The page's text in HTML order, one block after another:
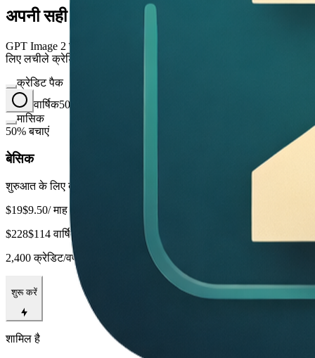
अपनी सही योजना चुनें
GPT Image 2 छवि निर्माण, संपादन और व्यावसायिक रचनात्मक वर्कफ़्लो के
लिए लचीले क्रेडिट पैक या सदस्यता चुनें।
क्रेडिट पैक
वार्षिक50% की बचत
मासिक
50% बचाएं
बेसिक
शुरुआत के लिए बेहतरीन
$19$9.50/ माह
$228$114 वार्षिक बिलिंग
2,400 क्रेडिट/वर्ष
शुरू करें
शामिल है